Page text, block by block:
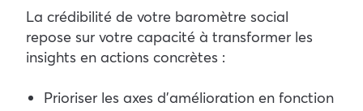
La crédibilité de votre baromètre social
repose sur votre capacité à transformer les
insights en actions concrètes :
Prioriser les axes d’amélioration en fonction